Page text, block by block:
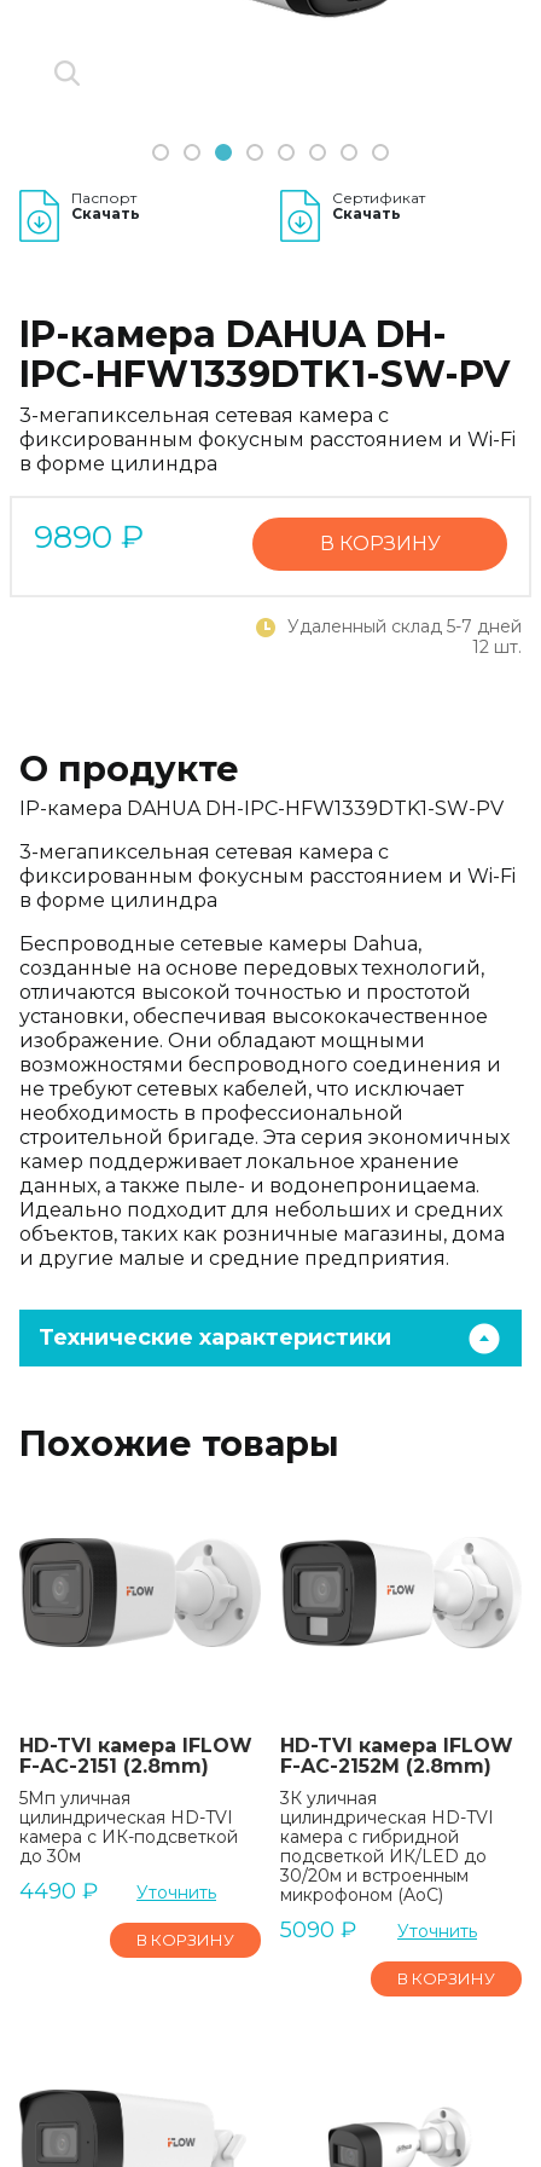
1 2 3 4 5 6 7 8
Паспорт
Скачать
Сертификат
Скачать
IP-камера DAHUA DH-
IPC-HFW1339DTK1-SW-PV
3-мегапиксельная сетевая камера с
фиксированным фокусным расстоянием и Wi-Fi
в форме цилиндра
9890 ₽ В КОРЗИНУ
Удаленный склад 5-7 дней
12 шт.
О продукте
IP-камера DAHUA DH-IPC-HFW1339DTK1-SW-PV
3-мегапиксельная сетевая камера с
фиксированным фокусным расстоянием и Wi-Fi
в форме цилиндра
Беспроводные сетевые камеры Dahua,
созданные на основе передовых технологий,
отличаются высокой точностью и простотой
установки, обеспечивая высококачественное
изображение. Они обладают мощными
возможностями беспроводного соединения и
не требуют сетевых кабелей, что исключает
необходимость в профессиональной
строительной бригаде. Эта серия экономичных
камер поддерживает локальное хранение
данных, а также пыле- и водонепроницаема.
Идеально подходит для небольших и средних
объектов, таких как розничные магазины, дома
и другие малые и средние предприятия.
Технические характеристики
Похожие товары
HD-TVI камера IFLOW
F-AC-2151 (2.8mm)
5Мп уличная
цилиндрическая HD-TVI
камера с ИК-подсветкой
до 30м
4490 ₽ Уточнить
В КОРЗИНУ
HD-TVI камера IFLOW
F-AC-2152M (2.8mm)
3К уличная
цилиндрическая HD-TVI
камера с гибридной
подсветкой ИК/LED до
30/20м и встроенным
микрофоном (AoC)
5090 ₽ Уточнить
В КОРЗИНУ